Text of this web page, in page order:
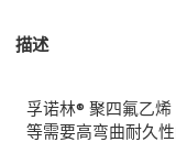
描述
孚诺林® 聚四氟乙
等需要高弯曲耐久性